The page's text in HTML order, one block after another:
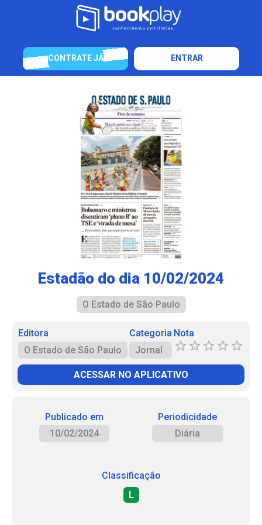
CONTRATE JÁ ENTRAR
Estadão do dia 10/02/2024
O Estado de São Paulo
Editora
O Estado de São Paulo
Categoria
Jornal
Nota
ACESSAR NO APLICATIVO
Publicado em
10/02/2024
Periodicidade
Diária
Classificação
L